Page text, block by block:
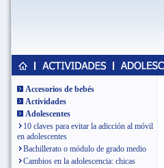
Accesorios de bebés
Actividades
Adolescentes
10 claves para evitar la adicción al móvil
en adolescentes
Bachillerato o módulo de grado medio
Cambios en la adolescencia: chicas